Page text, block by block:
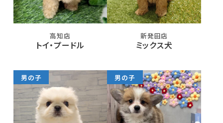
高知店
トイ・プードル
新発田店
ミックス犬
男の子 男の子